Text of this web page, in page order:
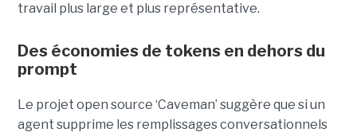
travail plus large et plus représentative.
Des économies de tokens en dehors du
prompt
Le projet open source ‘Caveman’ suggère que si un
agent supprime les remplissages conversationnels